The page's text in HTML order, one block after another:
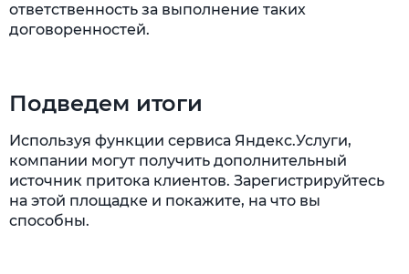
ответственность за выполнение таких
договоренностей.
Подведем итоги
Используя функции сервиса Яндекс.Услуги,
компании могут получить дополнительный
источник притока клиентов. Зарегистрируйтесь
на этой площадке и покажите, на что вы
способны.